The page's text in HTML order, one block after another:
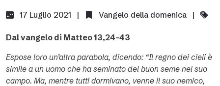
17 Luglio 2021 | Vangelo della domenica |
Dal vangelo di Matteo 13,24-43
Espose loro un’altra parabola, dicendo: “Il regno dei cieli è
simile a un uomo che ha seminato del buon seme nel suo
campo. Ma, mentre tutti dormivano, venne il suo nemico,